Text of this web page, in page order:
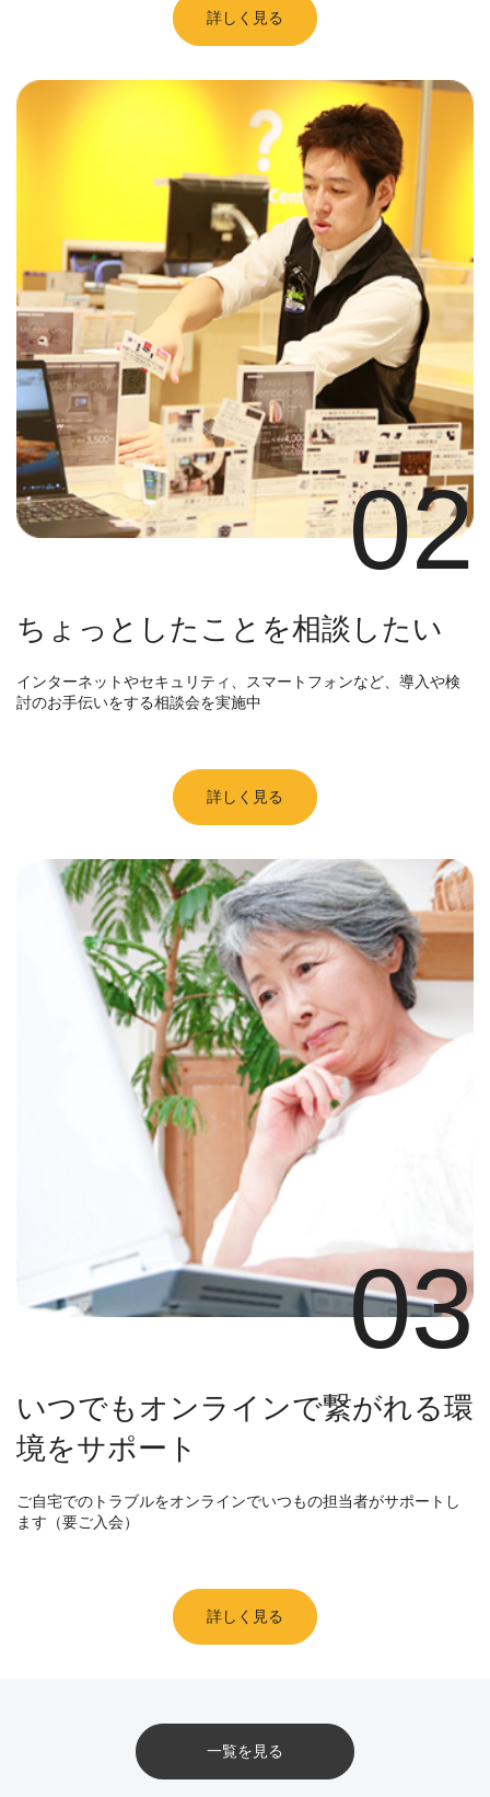
詳しく見る
02
ちょっとしたことを相談したい
インターネットやセキュリティ、スマートフォンなど、導入や検
討のお手伝いをする相談会を実施中
詳しく見る
03
いつでもオンラインで繋がれる環
境をサポート
ご自宅でのトラブルをオンラインでいつもの担当者がサポートし
ます（要ご入会）
詳しく見る
一覧を見る